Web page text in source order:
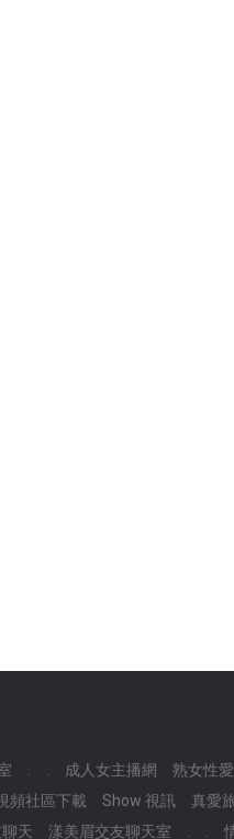
成人女主播網 熟女性
頻社區下載 Show 視訊 真愛
天 漾美眉交友聊天室